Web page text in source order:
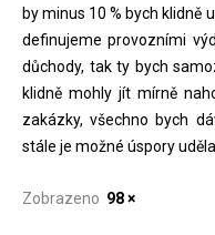
by minus 10 % bych klidně
definujeme provozními
důchody, tak ty bych
klidně mohly jít mírně
zakázky, všechno bych
stále je možné úspory
Zobrazeno 98 ×